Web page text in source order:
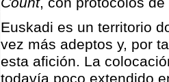
Euskadi es un territorio
vez más adeptos y, por
esta afición. La
todavía poco extendido